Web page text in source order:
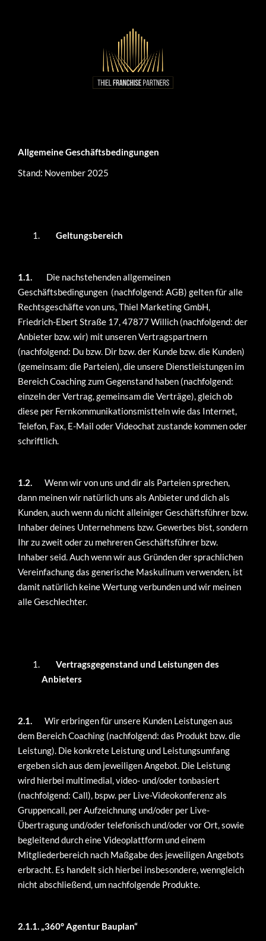
Allgemeine Geschäftsbedingungen
Stand: November 2025
Geltungsbereich
1.1. Die nachstehenden allgemeinen
Geschäftsbedingungen (nachfolgend: AGB) gelten für alle
Rechtsgeschäfte von uns, Thiel Marketing GmbH,
Friedrich-Ebert Straße 17, 47877 Willich (nachfolgend: der
Anbieter bzw. wir) mit unseren Vertragspartnern
(nachfolgend: Du bzw. Dir bzw. der Kunde bzw. die Kunden)
(gemeinsam: die Parteien), die unsere Dienstleistungen im
Bereich Coaching zum Gegenstand haben (nachfolgend:
einzeln der Vertrag, gemeinsam die Verträge), gleich ob
diese per Fernkommunikationsmistteln wie das Internet,
Telefon, Fax, E-Mail oder Videochat zustande kommen oder
schriftlich.
1.2. Wenn wir von uns und dir als Parteien sprechen,
dann meinen wir natürlich uns als Anbieter und dich als
Kunden, auch wenn du nicht alleiniger Geschäftsführer bzw.
Inhaber deines Unternehmens bzw. Gewerbes bist, sondern
Ihr zu zweit oder zu mehreren Geschäftsführer bzw.
Inhaber seid. Auch wenn wir aus Gründen der sprachlichen
Vereinfachung das generische Maskulinum verwenden, ist
damit natürlich keine Wertung verbunden und wir meinen
alle Geschlechter.
Vertragsgegenstand und Leistungen des
Anbieters
2.1. Wir erbringen für unsere Kunden Leistungen aus
dem Bereich Coaching (nachfolgend: das Produkt bzw. die
Leistung). Die konkrete Leistung und Leistungsumfang
ergeben sich aus dem jeweiligen Angebot. Die Leistung
wird hierbei multimedial, video- und/oder tonbasiert
(nachfolgend: Call), bspw. per Live-Videokonferenz als
Gruppencall, per Aufzeichnung und/oder per Live-
Übertragung und/oder telefonisch und/oder vor Ort, sowie
begleitend durch eine Videoplattform und einem
Mitgliederbereich nach Maßgabe des jeweiligen Angebots
erbracht. Es handelt sich hierbei insbesondere, wenngleich
nicht abschließend, um nachfolgende Produkte.
2.1.1. „360° Agentur Bauplan“